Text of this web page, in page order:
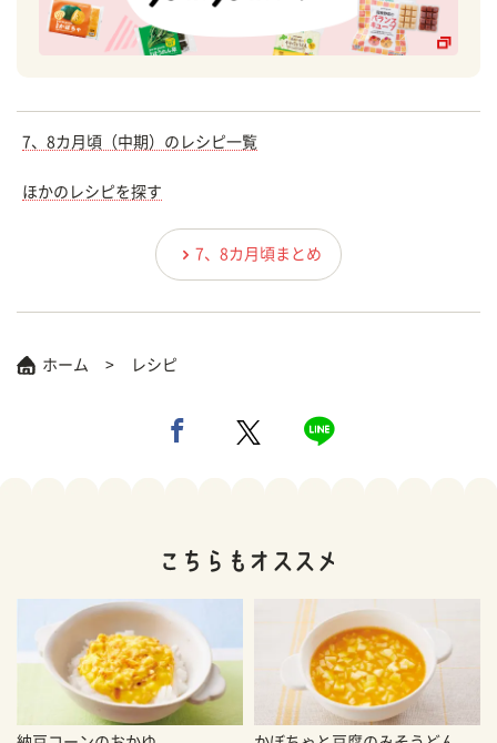
7、8カ月頃（中期）のレシピ一覧
ほかのレシピを探す
7、8カ月頃まとめ
ホーム レシピ